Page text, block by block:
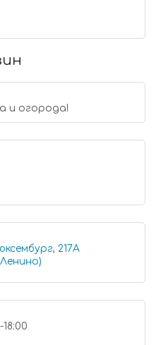
и огорода!
217А
18:00